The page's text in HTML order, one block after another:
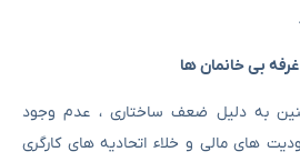
بی خانمان ها
به دلیل ضعف ساختاری ، عدم وجود
های مالی و خلاء اتحادیه های کارگری